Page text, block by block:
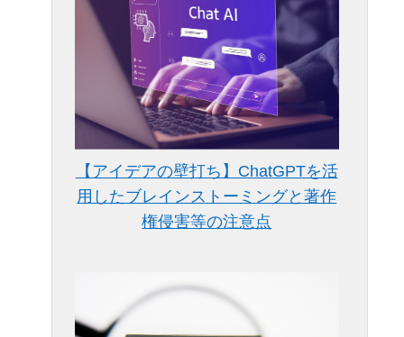
【アイデアの壁打ち】ChatGPTを活
用したブレインストーミングと著作
権侵害等の注意点